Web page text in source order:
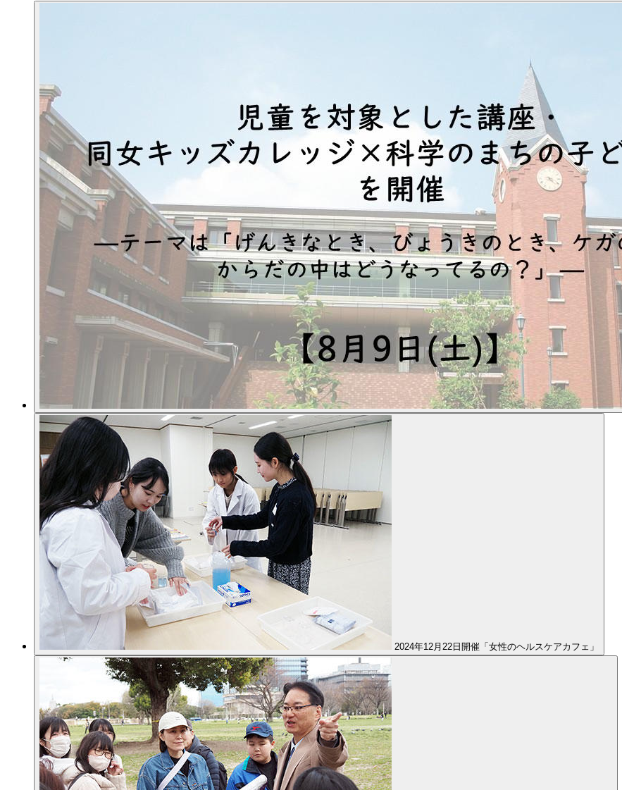
2024年12月22日開催「女性のヘルスケアカフェ」